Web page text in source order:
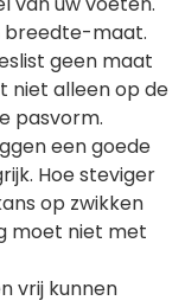
breedte-maat.
geen maat
niet alleen op de
pasvorm.
een goede
Hoe steviger
op zwikken
moet niet met
vrij kunnen